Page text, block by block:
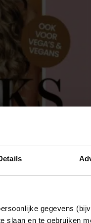
gegevens
slaan en te gebruiken